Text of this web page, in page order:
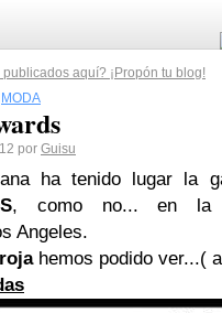
aquí? ¡Propón tu blog!
MODA
por Guisu
ha tenido lugar la
, como no... en la
Angeles.
roja hemos podido ver...(